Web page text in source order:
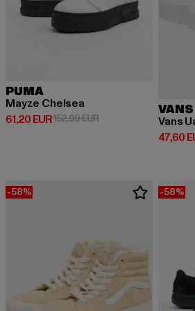
PUMA
Mayze Chelsea
61,20 EUR
Derzeitiger Preis: 61,20 EUR
152,99 EURAktionspreis: 152,99
VANS
47,60
-58% -58%